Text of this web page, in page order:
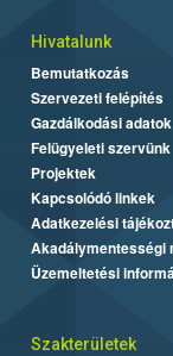
Hivatalunk
Bemutatkozás
Szervezeti felépítés
Gazdálkodási adatok
Felügyeleti szervünk
Projektek
Kapcsolódó linkek
Adatkezelési
Akadálymentességi
Üzemeltetési
Szakterületek